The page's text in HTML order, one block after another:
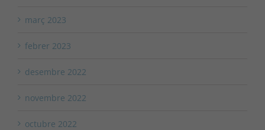
març 2023
febrer 2023
desembre 2022
novembre 2022
octubre 2022